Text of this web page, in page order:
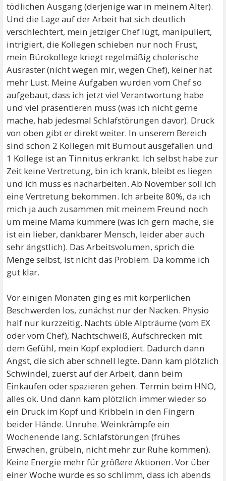
tödlichen Ausgang (derjenige war in meinem Alter).
Und die Lage auf der Arbeit hat sich deutlich
verschlechtert, mein jetziger Chef lügt, manipuliert,
intrigiert, die Kollegen schieben nur noch Frust,
mein Bürokollege kriegt regelmäßig cholerische
Ausraster (nicht wegen mir, wegen Chef), keiner hat
mehr Lust. Meine Aufgaben wurden vom Chef so
aufgebaut, dass ich jetzt viel Verantwortung habe
und viel präsentieren muss (was ich nicht gerne
mache, hab jedesmal Schlafstörungen davor). Druck
von oben gibt er direkt weiter. In unserem Bereich
sind schon 2 Kollegen mit Burnout ausgefallen und
1 Kollege ist an Tinnitus erkrankt. Ich selbst habe zur
Zeit keine Vertretung, bin ich krank, bleibt es liegen
und ich muss es nacharbeiten. Ab November soll ich
eine Vertretung bekommen. Ich arbeite 80%, da ich
mich ja auch zusammen mit meinem Freund noch
um meine Mama kümmere (was ich gern mache, sie
ist ein lieber, dankbarer Mensch, leider aber auch
sehr ängstlich). Das Arbeitsvolumen, sprich die
Menge selbst, ist nicht das Problem. Da komme ich
gut klar.
Vor einigen Monaten ging es mit körperlichen
Beschwerden los, zunächst nur der Nacken. Physio
half nur kurzzeitig. Nachts üble Alpträume (vom EX
oder vom Chef), Nachtschweiß, Aufschrecken mit
dem Gefühl, mein Kopf explodiert. Dadurch dann
Angst, die sich aber schnell legte. Dann kam plötzlich
Schwindel, zuerst auf der Arbeit, dann beim
Einkaufen oder spazieren gehen. Termin beim HNO,
alles ok. Und dann kam plötzlich immer wieder so
ein Druck im Kopf und Kribbeln in den Fingern
beider Hände. Unruhe. Weinkrämpfe ein
Wochenende lang. Schlafstörungen (frühes
Erwachen, grübeln, nicht mehr zur Ruhe kommen).
Keine Energie mehr für größere Aktionen. Vor über
einer Woche wurde es so schlimm, dass ich abends